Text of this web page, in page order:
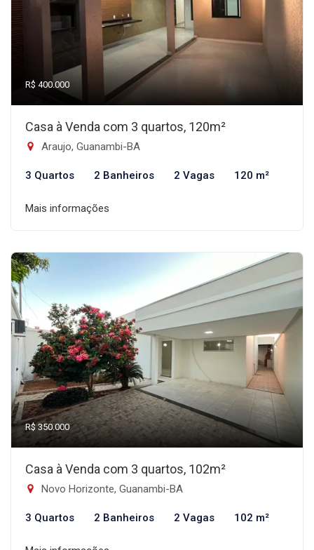
R$ 400.000
Casa à Venda com 3 quartos, 120m²
Araujo, Guanambi-BA
3 Quartos 2 Banheiros 2 Vagas 120 m²
Mais informações
R$ 350.000
Casa à Venda com 3 quartos, 102m²
Novo Horizonte, Guanambi-BA
3 Quartos 2 Banheiros 2 Vagas 102 m²